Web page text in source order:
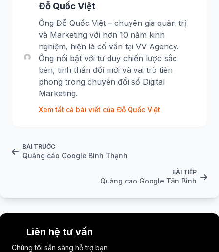
Đỗ Quốc Việt
Ông Đỗ Quốc Việt – chuyên gia quản trị
và Marketing với hơn 10 năm kinh
nghiệm, hiện là cố vấn tại VV Agency.
Ông nổi bật với tư duy chiến lược sắc
bén, tinh thần đổi mới và vai trò tiên
phong trong chuyển đổi số Digital
Marketing.
Xem tất cả bài viết của Đỗ Quốc Việt
BÀI TRƯỚC
Quảng cáo Google Bình Thạnh
BÀI TIẾP
Quảng cáo Google Tân Bình
Liên hệ tư vấn
Chúng tôi sẵn sàng hỗ trợ bạn